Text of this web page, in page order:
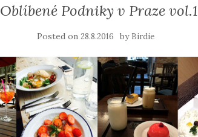
Oblíbené Podniky v Praze vol.1
Posted on28.8.2016 by Birdie